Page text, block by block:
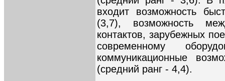
входит возможность
(3,7), возможность
контактов, зарубежных
современному
коммуникационные
(средний ранг - 4,4).